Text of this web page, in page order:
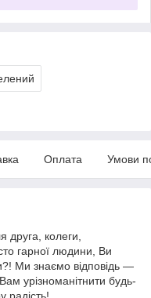
Оплата Умови
друга, колеги,
гарної людини, Ви
Ми знаємо відповідь —
урізноманітнити будь-
радість!